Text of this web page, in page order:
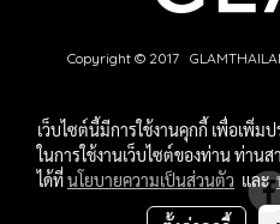
Copyright © 2017
เว็บไซต์นี้มีการใช้งานคุกกี้ เพื่อเพิ่
ในการใช้งานเว็บไซต์ของท่าน ท่าน
ได้ที่นโยบายความเป็นส่วนตัว และ